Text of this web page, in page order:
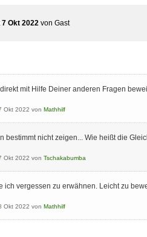
7 Okt 2022 von Gast
mit Hilfe Deiner anderen Fragen
Okt 2022 von Mathhilf
bestimmt nicht zeigen... Wie heißt die
Okt 2022 von Tschakabumba
ich vergessen zu erwähnen. Leicht zu
Okt 2022 von Mathhilf